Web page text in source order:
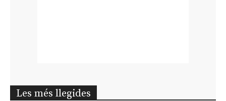
Les més llegides